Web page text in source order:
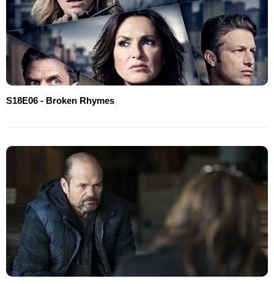
S18E06 - Broken Rhymes